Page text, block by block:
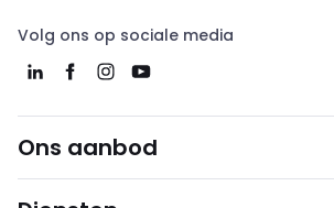
Volg ons op sociale media
Ons aanbod